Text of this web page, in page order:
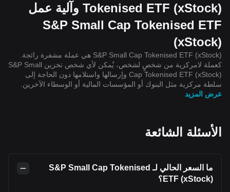
Tokenised ETF (xStock) وآلية عمل
S&P Small Cap Tokenised ETF
(xStock)
S&P Small Cap Tokenised ETF (xStock) هي عملة مشفرة رائجة.
كعملة لامركزية من شخصٍ لشخص، يُمكن لأي شخص تخزين S&P Small
Cap Tokenised ETF (xStock) وإرسالها واستلامها دون الحاجة إلى
سلطة مركزية مثل البنوك أو المؤسسات المالية أو الوسطاء الآخرين.
عرض المزيد
الأسئلة الشائعة
ما السعر الحالي لـ S&P Small Cap Tokenised
ETF (xStock)؟